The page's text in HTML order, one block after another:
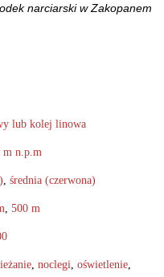
narciarski w Zakopanem
lub kolej linowa
m n.p.m
średnia (czerwona)
500 m
noclegi oświetlenie